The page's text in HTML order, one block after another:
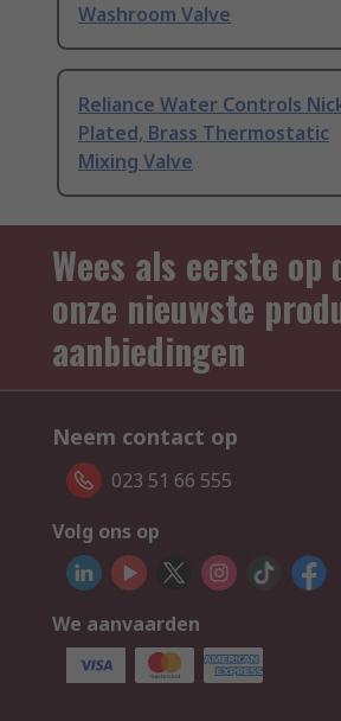
Washroom Valve
Reliance Water Controls
Plated, Brass Thermostatic
Mixing Valve
Wees als eerste op
onze nieuwste
aanbiedingen
Neem contact op
023 51 66 555
Volg ons op
We aanvaarden